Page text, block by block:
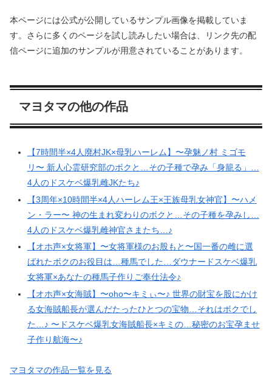
本ページには公式が公開しているサンプル画像を掲載していま
す。さらに多くのページを試し読みしたい場合は、リンク先の配
信ページに追加のサンプルが用意されていることがあります。
マヨタマの他の作品
【7時間半×4人廃村JK×母乳ハーレム】〜孕魅ノ村 ミゴモ
リ〜 新人心霊研究部のボクと…その子種で孕み「身籠る」…
4人のドスケベ爆乳雌JKたち♪
【3周年×10時間半×4人ハーレム王×王族母乳女神官】〜ハメ
ン・ラー〜 神の生まれ変わりのボクと…その子種を孕みし…
4人のドスケベ爆乳雌神官さまたち…♪
【オホ声×女将軍】〜女将軍様のお股もと〜国一番の雌に選
ばれたボクのお役目は…種馬でした…ダウナードスケベ爆乳
女将軍×あなたの種馬子作りご奉仕法令♪
【オホ声×女海賊】〜oho〜キミぃ〜♪ 世界の財宝を股にかけ
る女海賊船長が選んだたったひとつの宝物…それはボクでし
た…♪ 〜ドスケベ爆乳女海賊船長×キミの…秘密のお宝孕ませ
子作り航海〜♪
マヨタマの作品一覧を見る